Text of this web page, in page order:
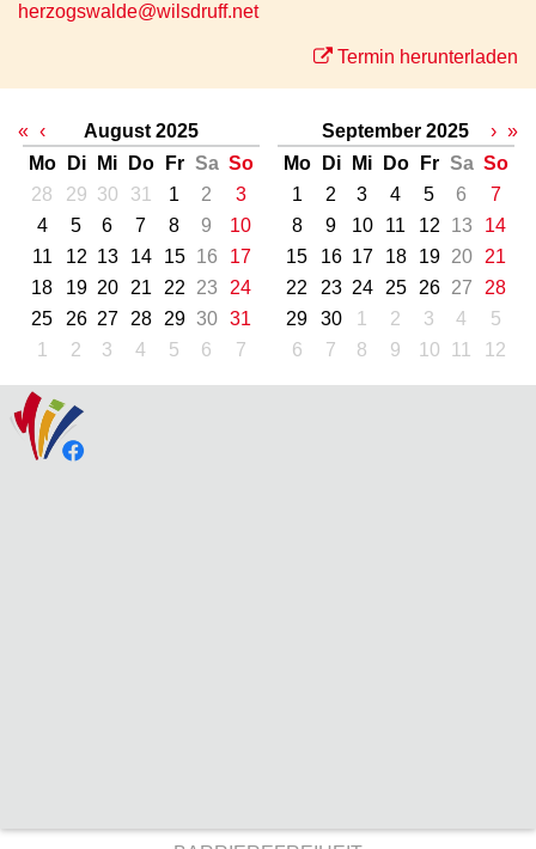
herzogswalde@wilsdruff.net
Termin herunterladen
« ‹
August 2025
Mo
Di Mi Do Fr Sa So
28
29 30 31 1 2
3
4
5 6 7 8 9
10
11
12 13 14 15 16
17
18
19 20 21 22 23
24
25
26 27 28 29 30
31
1
2 3 4 5 6 7
September 2025
Mo
Di Mi Do Fr Sa So
1
2 3 4 5 6
7
8
9 10 11 12 13
14
15
16 17 18 19 20
21
22
23 24 25 26 27
28
29
30 1 2 3 4
5
6
7 8 9 10 11 12
› »